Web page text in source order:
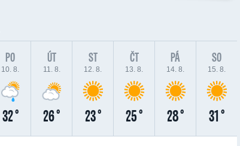
PO
10. 8.
32 °
ÚT
11. 8.
26 °
ST
12. 8.
23 °
ČT
13. 8.
25 °
PÁ
14. 8.
28 °
SO
15. 8.
31 °